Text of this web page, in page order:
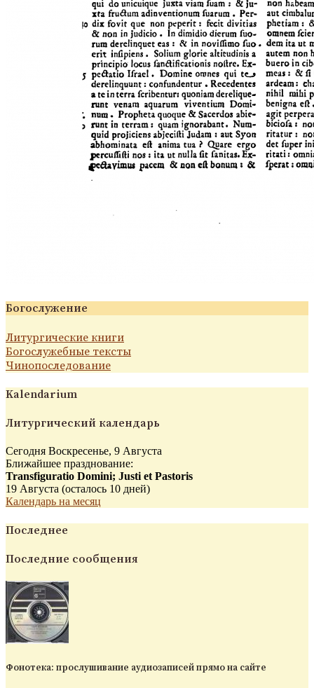
Богослужение
Литургические книги
Богослужебные тексты
Чинопоследование
Kalendarium
Литургический календарь
Сегодня Воскресенье, 9 Августа
Ближайшее празднование:
Transfiguratio Domini; Justi et Pastoris
19 Августа (осталось 10 дней)
Календарь на месяц
Последнее
Последние сообщения
Фонотека: прослушивание аудиозаписей прямо на сайте